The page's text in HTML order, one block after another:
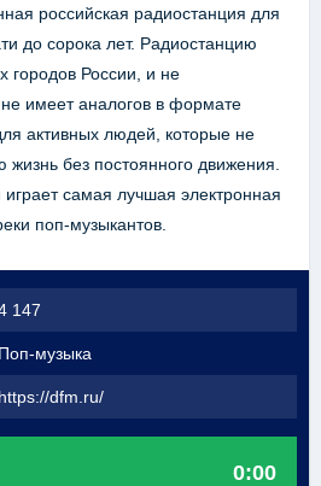
российская радиостанция для
до сорока лет. Радиостанцию
городов России, и не
имеет аналогов в формате
активных людей, которые не
жизнь без постоянного движения.
самая лучшая электронная
поп-музыкантов.
147
Поп-музыка
https://dfm.ru/
0:00